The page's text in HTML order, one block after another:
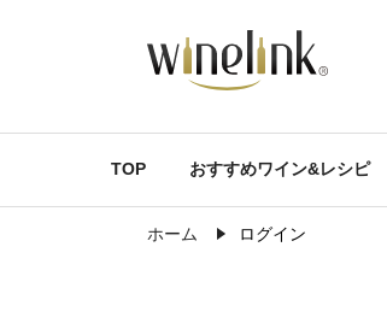
TOP おすすめワイン&レシピ
ホーム ログイン